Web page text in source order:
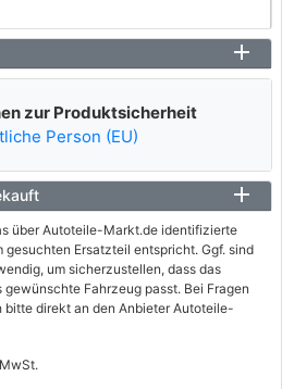
05/2013
zur Produktsicherheit
Person (EU)
über Autoteile-Markt.de identifizierte
Ersatzteil entspricht. Ggf. sind
um sicherzustellen, dass das
Fahrzeug passt. Bei Fragen
direkt an den Anbieter Autoteile-